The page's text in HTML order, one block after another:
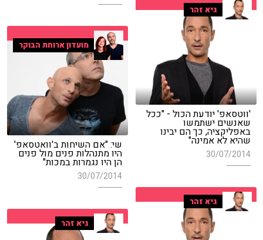
גיא זהר
'ווטסאפ' יודעת הכול - "ככל
שאנשים ישתמשו
באפליקציה, כך הם יבינו
שהיא לא אמינה"
30/07/2014
מועדון ארוחת הבוקר
שי: "אם השיחות ב'וואטסאפ'
היו מתנהלות פנים מול פנים
הן היו נגמרות במכות"
30/07/2014
גיא זהר
גיא זהר